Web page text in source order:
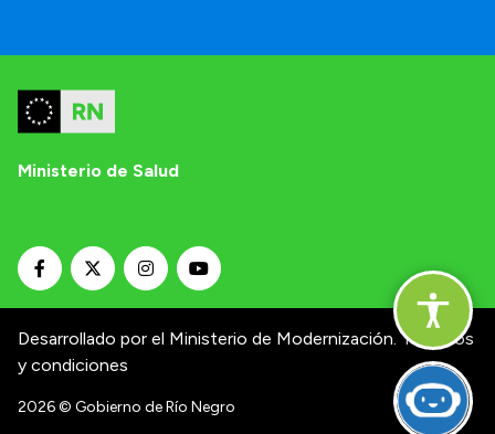
Ministerio de Salud
Desarrollado por el Ministerio de Modernización. Términos
y condiciones
2026© Gobierno de Río Negro